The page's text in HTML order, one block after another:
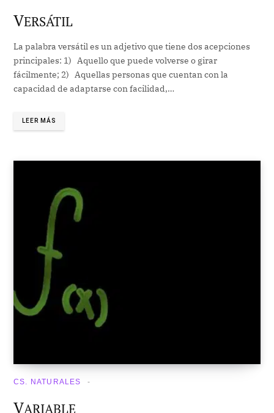
VERSÁTIL
La palabra versátil es un adjetivo que tiene dos acepciones
principales: 1) Aquello que puede volverse o girar
fácilmente; 2) Aquellas personas que cuentan con la
capacidad de adaptarse con facilidad,…
LEER MÁS
CS. NATURALES
VARIABLE